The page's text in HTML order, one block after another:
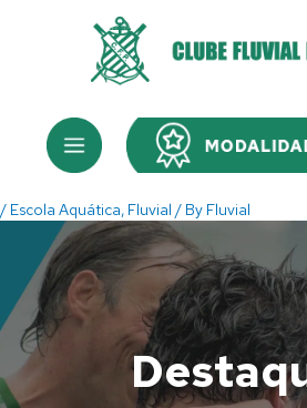
Menu Menu
/ Escola Aquática, Fluvial / By Fluvial